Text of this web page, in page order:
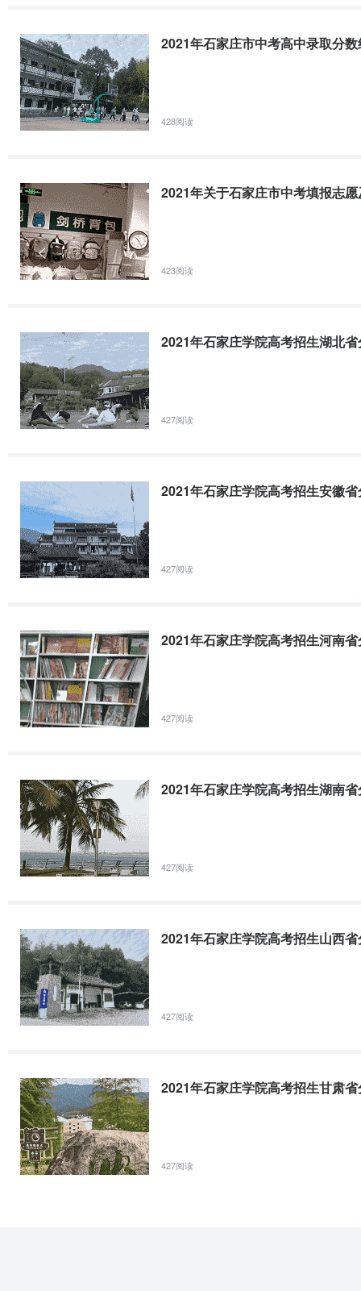
学河南师范类.5理学院理工信息与计算科学河南普通类.5历史文化学
河南普通类373/11078.61773.41475.5体育学院体育文体育教育河南
2021年石家庄学院高考招生湖南省分专业录取分数线
普通类.4历史文化学院物理文化产业管理湖南普通类.4马克思主义学
2021年石家庄学院高考招生山西省分专业录取分数线
2021年高考招生山西省分专业录取高低平统计学院科类专业名称省
2021年石家庄学院高考招生甘肃省分专业录取分数线
学院科类专业名称省份专业类别省控线最高分最低分平均分法学院
历史学甘肃师范类.1美术与设计学院不分文理动画甘肃普通类252/
2021年石家庄市中考高中录取分数
428阅读
2021年关于石家庄市中考填报志
423阅读
2021年石家庄学院高考招生湖北
427阅读
2021年石家庄学院高考招生安徽
427阅读
2021年石家庄学院高考招生河南
427阅读
2021年石家庄学院高考招生湖南
427阅读
2021年石家庄学院高考招生山西
427阅读
2021年石家庄学院高考招生甘肃
427阅读